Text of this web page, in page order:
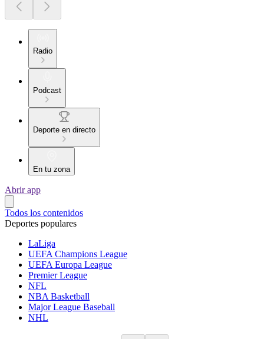
Radio
Podcast
Deporte en directo
En tu zona
Abrir app
Todos los contenidos
Deportes populares
LaLiga
UEFA Champions League
UEFA Europa League
Premier League
NFL
NBA Basketball
Major League Baseball
NHL